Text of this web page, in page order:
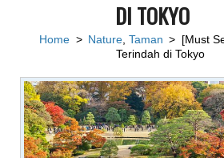
DI TOKYO
Home > Nature Taman > [Must
Terindah di Tokyo